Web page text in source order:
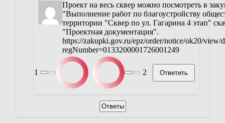
Проект на весь сквер можно посмотреть в
"Выполнение работ по благоустройству
территории "Сквер по ул. Гагарина 4 этап"
"Проектная документация".
https://zakupki.gov.ru/epz/order/notice/ok20/view/
regNumber=0133200001726001249
1 2 Ответить
Ответы